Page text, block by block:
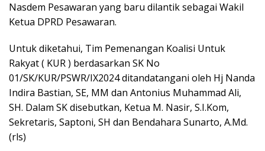
Nasdem Pesawaran yang baru dilantik sebagai Wakil
Ketua DPRD Pesawaran.
Untuk diketahui, Tim Pemenangan Koalisi Untuk
Rakyat ( KUR ) berdasarkan SK No
01/SK/KUR/PSWR/IX2024 ditandatangani oleh Hj Nanda
Indira Bastian, SE, MM dan Antonius Muhammad Ali,
SH. Dalam SK disebutkan, Ketua M. Nasir, S.I.Kom,
Sekretaris, Saptoni, SH dan Bendahara Sunarto, A.Md.
(rls)